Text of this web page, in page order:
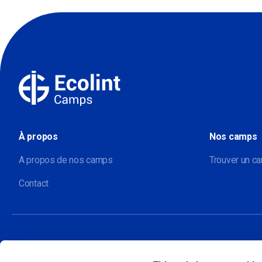
À propos
A propos de nos camps
Contact
Nos camps
Trouver un